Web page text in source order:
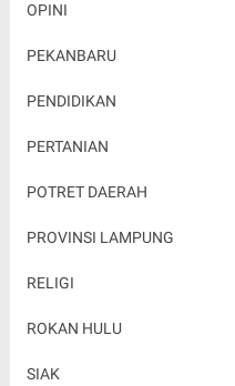
OPINI
PEKANBARU
PENDIDIKAN
PERTANIAN
POTRET DAERAH
PROVINSI LAMPUNG
RELIGI
ROKAN HULU
SIAK